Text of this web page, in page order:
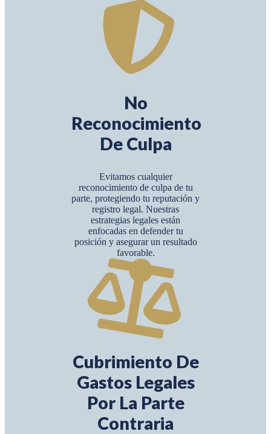
No
Reconocimiento
De Culpa
Evitamos cualquier
reconocimiento de culpa de tu
parte, protegiendo tu reputación y
registro legal. Nuestras
estrategias legales están
enfocadas en defender tu
posición y asegurar un resultado
favorable.
Cubrimiento De
Gastos Legales
Por La Parte
Contraria